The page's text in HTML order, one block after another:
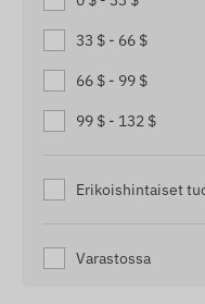
ASUNTOVAUNUILLE
VANHUSTEN
33 $ - 66 $
66 $ - 99 $
99 $ - 132 $
Erikoishintaiset
Varastossa